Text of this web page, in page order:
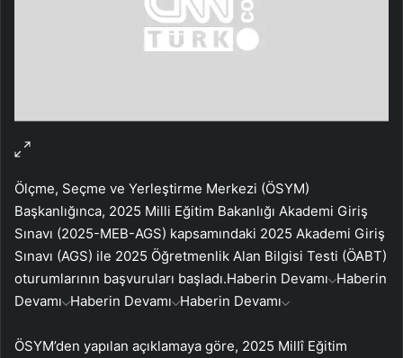
Ölçme, Seçme ve Yerleştirme Merkezi (ÖSYM)
Başkanlığınca, 2025 Milli Eğitim Bakanlığı Akademi Giriş
Sınavı (2025-MEB-AGS) kapsamındaki 2025 Akademi Giriş
Sınavı (AGS) ile 2025 Öğretmenlik Alan Bilgisi Testi (ÖABT)
oturumlarının başvuruları başladı.Haberin Devamı Haberin
Devamı Haberin Devamı Haberin Devamı
ÖSYM’den yapılan açıklamaya göre, 2025 Millî Eğitim